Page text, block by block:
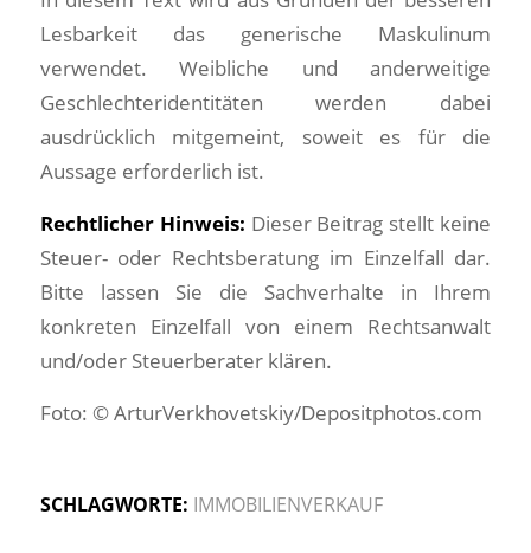
Lesbarkeit das generische Maskulinum
verwendet. Weibliche und anderweitige
Geschlechteridentitäten werden dabei
ausdrücklich mitgemeint, soweit es für die
Aussage erforderlich ist.
Rechtlicher Hinweis: Dieser Beitrag stellt keine
Steuer- oder Rechtsberatung im Einzelfall dar.
Bitte lassen Sie die Sachverhalte in Ihrem
konkreten Einzelfall von einem Rechtsanwalt
und/oder Steuerberater klären.
Foto: © ArturVerkhovetskiy/Depositphotos.com
SCHLAGWORTE: IMMOBILIENVERKAUF